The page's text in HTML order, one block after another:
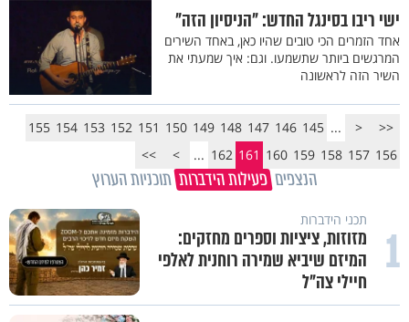
ישי ריבו בסינגל החדש: "הניסיון הזה"
אחד הזמרים הכי טובים שהיו כאן, באחד השירים
המרגשים ביותר שתשמעו. וגם: איך שמעתי את
השיר הזה לראשונה
<<
<
...
145
146
147
148
149
150
151
152
153
154
155
156
157
158
159
160
161
162
...
>
>>
הנצפים פעילות הידברות תוכניות הערוץ
1 תכני הידברות
מזוזות, ציציות וספרים מחזקים:
המיזם שיביא שמירה רוחנית לאלפי
חיילי צה"ל